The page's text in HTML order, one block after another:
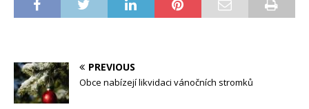
PREVIOUS
Obce nabízejí likvidaci vánočních stromků